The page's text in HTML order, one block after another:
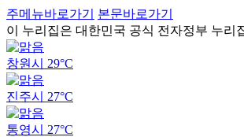
주메뉴바로가기
본문바로가기
이 누리집은 대한민국 공식 전자정부 누리
창원시 29°C
진주시 27°C
통영시 27°C